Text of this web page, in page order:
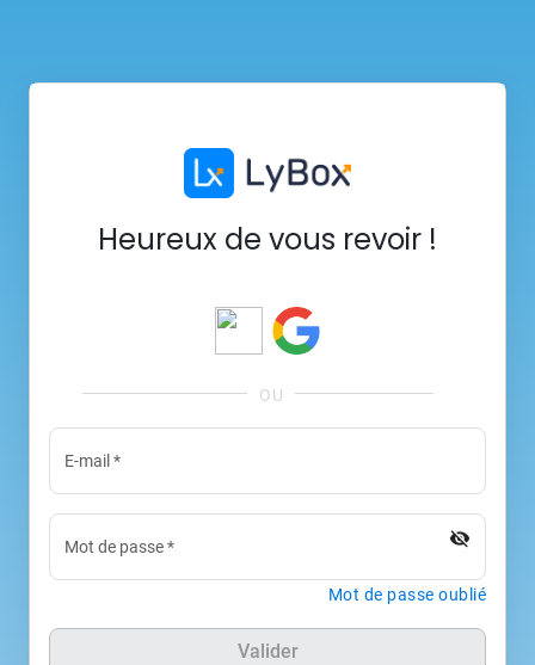
Heureux de vous revoir !
E-mail *
Mot de passe* visibility_off
Mot de passe oublié
Valider